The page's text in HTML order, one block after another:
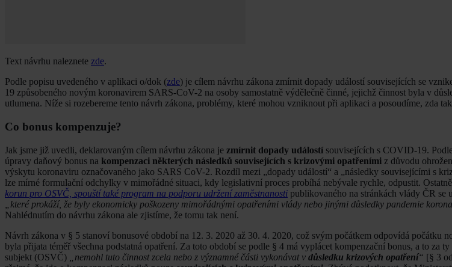
Text návrhu naleznete zde.
Podle popisu uvedeného v aplikaci o/dok (zde) je cílem návrhu zákona zmírnit dopady událostí souvisejících se
19 způsobeného novým koronavirem SARS-CoV-2 na osoby samostatně výdělečně činné, jejichž činnost byla v
utlumena. Níže si rozebereme tento návrh zákona, problémy, které mohou vzniknout při aplikaci a posoudíme, zda
Co bonus kompenzuje?
Jak jsme již uvedli, deklarovaným cílem návrhu zákona je zmírnit dopady událostí souvisejících s COVID-19.
úpravy daňový bonus na kompenzaci některých následků souvisejících s krizovými opatřeními z důvodu
výskytu koronaviru označovaného jako SARS CoV-2. Rozdíl mezi „dopady událostí“ a „následky souvisejícími s
lze mírné formulační odchylky v mimořádné situaci, kdy legislativní proces probíhá nebývale rychle, odpustit.
korun pro OSVČ, spouští také program na podporu udržení zaměstnanosti publikovaného na stránkách vlády ČR se
„které prokáží, že byly ekonomicky poškozeny mimořádnými opatřeními vlády nebo jinými důsledky pandemie
Nahlédnutím do návrhu zákona ale zjistíme, že tomu tak není.
Návrh zákona v § 5 stanoví bonusové období na 12. 3. 2020 až 30. 4. 2020, což svým počátkem odpovídá počátku
byla přijata téměř všechna podstatná opatření. Za toto období se podle § 4 má vyplácet kompenzační bonus, a to za
subjekt (OSVČ)
„nemohl tuto činnost zcela nebo z významné části vykonávat v důsledku krizových opatření“ [§ 3